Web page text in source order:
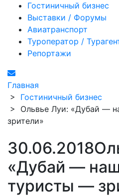
Гостиничный бизнес
Выставки / Форумы
Авиатранспорт
Туроператор /
Репортажи
Главная
> Гостиничный бизнес
> Ольвье Луи: «Дубай —
зрители»
30.06.2018
«Дубай —
туристы —